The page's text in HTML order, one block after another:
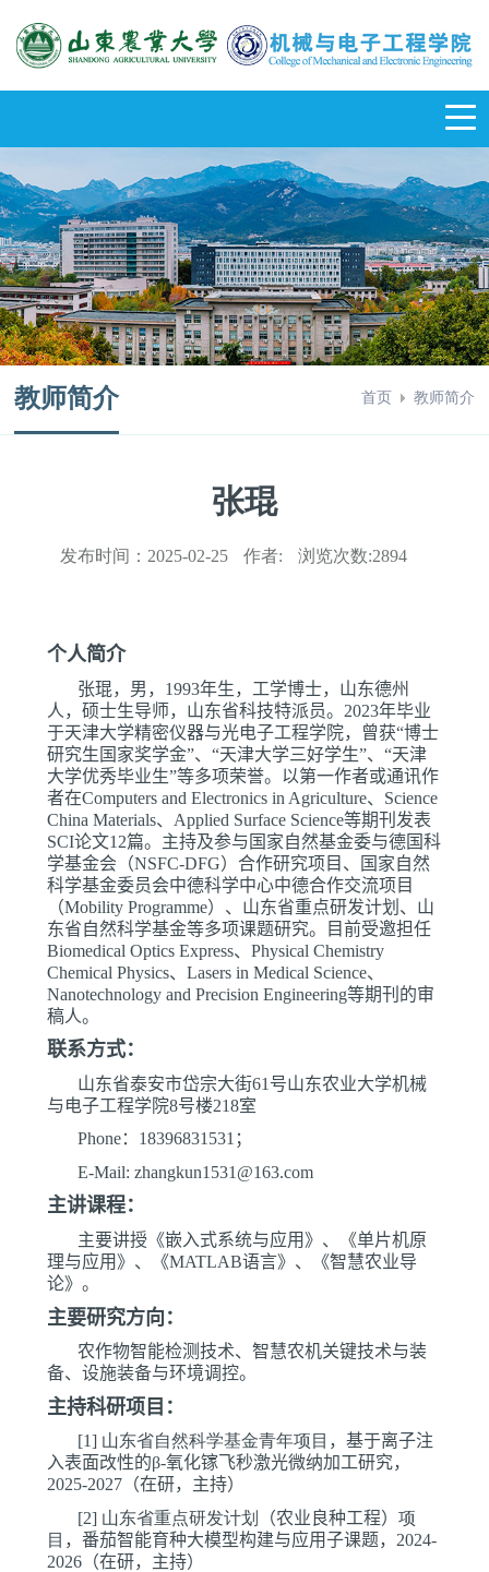
教师简介 首页 教师简介
张琨
发布时间： 2025-02-25 作者: 浏览次数:2894
个人简介
张琨，男， 1993年生，工学博士，山东德州
人，硕士生导师，山东省科技特派员。 2023年毕业
于天津大学精密仪器与光电子工程学院，曾获“博士
研究生国家奖学金”、“天津大学三好学生”、“天津
大学优秀毕业生”等多项荣誉。以第一作者或通讯作
者在Computers and Electronics in Agriculture、 Science
China Materials、 Applied Surface Science等期刊发表
SCI论文12篇。主持及参与国家自然基金委与德国科
学基金会（NSFC-DFG）合作研究项目、国家自然
科学基金委员会中德科学中心中德合作交流项目
（Mobility Programme）、山东省重点研发计划、山
东省自然科学基金等多项课题研究。目前受邀担任
Biomedical Optics Express、 Physical Chemistry
Chemical Physics、 Lasers in Medical Science、
Nanotechnology and Precision Engineering等期刊的审
稿人。
联系方式：
山东省泰安市岱宗大街61 号山东农业大学机械
与电子工程学院8号楼218室
Phone： 18396831531 ；
E-Mail: zhangkun1531@163.com
主讲课程：
主要讲授《嵌入式系统与应用》、《单片机原
理与应用》、《MATLAB语言》、《智慧农业导
论》。
主要研究方向：
农作物智能检测技术、智慧农机关键技术与装
备、设施装备与环境调控。
主持科研项目：
[1] 山东省自然科学基金青年项目 ，基于离子注
入表面改性的β-氧化镓飞秒激光微纳加工研究，
2025-2027（在研，主持）
[2] 山东省重点研发计划 （农业良种工程） 项
目 ，番茄智能育种大模型构建与应用子课题， 2024-
2026（在研，主持）